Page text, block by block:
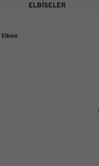
ELBISELER